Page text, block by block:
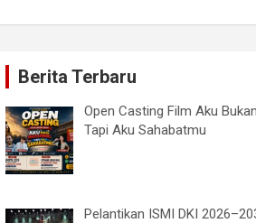
Berita Terbaru
Open Casting Film Aku
Tapi Aku Sahabatmu
Pelantikan ISMI DKI